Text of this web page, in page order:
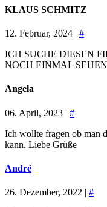
KLAUS SCHMITZ
12. Februar, 2024 | #
ICH SUCHE DIESEN
NOCH EINMAL
Angela
06. April, 2023 | #
Ich wollte fragen ob man
kann. Liebe Grüße
André
26. Dezember, 2022 | #